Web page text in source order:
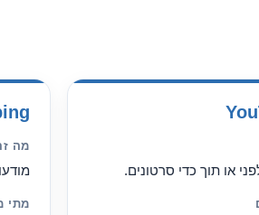
או תוך כדי סרטונים.
מה
מתי